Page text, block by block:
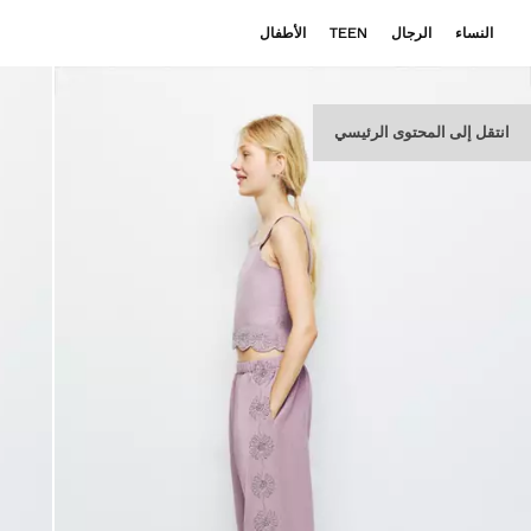
انتقل إلى المحتوى الرئيسي
النساء الرجال TEEN الأطفال